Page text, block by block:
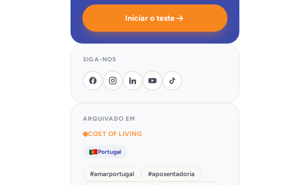
Iniciar o teste
SIGA-NOS
ARQUIVADO EM
COST OF LIVING
Portugal
#amarportugal #aposentadoria